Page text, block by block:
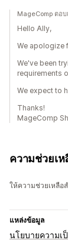
MageComp ตอ
Hello Ally,
We apologize
We've been
requirements
We expect to
Thanks!
MageComp
ความช่วยเห
ให้ความช่วยเหลือ
แหล่งข้อมูล
นโยบายความเ